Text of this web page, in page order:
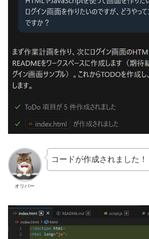
オリバー
コードが作成されました！